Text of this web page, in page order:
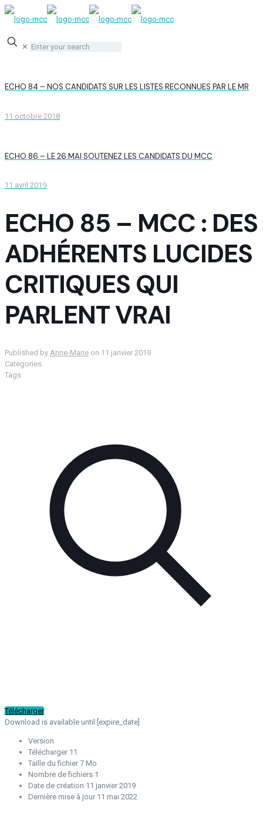
✕
ECHO 84 – NOS CANDIDATS SUR LES LISTES RECONNUES PAR LE MR
11 octobre 2018
ECHO 86 – LE 26 MAI SOUTENEZ LES CANDIDATS DU MCC
11 avril 2019
ECHO 85 – MCC : DES
ADHÉRENTS LUCIDES
CRITIQUES QUI
PARLENT VRAI
Published by Anne-Marie on 11 janvier 2019
Categories
Tags
Télécharger
Download is available until [expire_date]
Version
Télécharger 11
Taille du fichier 7 Mo
Nombre de fichiers 1
Date de création 11 janvier 2019
Dernière mise à jour 11 mai 2022